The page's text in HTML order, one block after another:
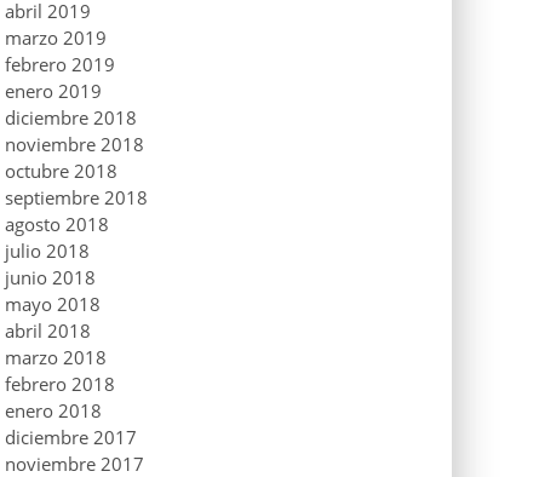
abril 2019
marzo 2019
febrero 2019
enero 2019
diciembre 2018
noviembre 2018
octubre 2018
septiembre 2018
agosto 2018
julio 2018
junio 2018
mayo 2018
abril 2018
marzo 2018
febrero 2018
enero 2018
diciembre 2017
noviembre 2017